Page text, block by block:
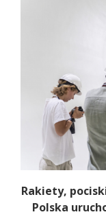
Rakiety,
Polska